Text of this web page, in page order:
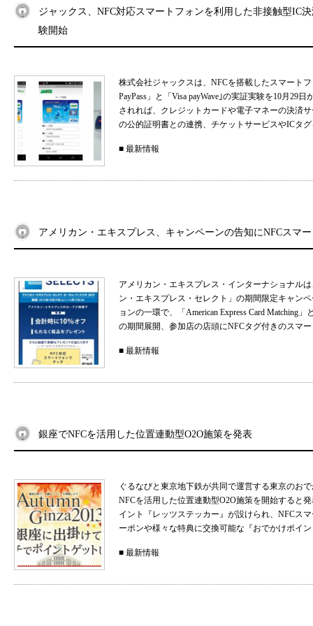
ジャックス、NFC対応スマートフォンを利用した非接触型IC
験開始
株式会社ジャックスは、NFCを搭載したスマート
PayPass」と「Visa payWave｣の実証実験を10月29
されれば、クレジットカードや電子マネーの決済
の公的証明書との連携、チケットサービスやICタ
■ 最新情報
アメリカン・エキスプレス、キャンペーンの告知にNFCスマ
アメリカン・エキスプレス・インターナショナル
ン・エキスプレス・セレクト」の期間限定キャン
ョンの一環で、「American Express Card Matching
の期間展開、参加店の店頭にNFCタグ付きのスマ
■ 最新情報
銀座でNFCを活用した位置連動型O2O施策を発表
ぐるなびと東京地下鉄が共同で運営する東京のお
NFCを活用した位置連動型O2O施策を開始すると
イント『レッツステッカー』が設けられ、NFCス
ーポンや様々な特典に交換可能な『おでかけポイ
■ 最新情報